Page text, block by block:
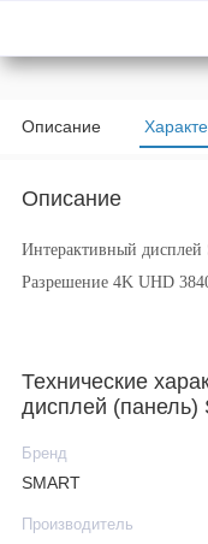
Описание
Описание
Интерактивный
Разрешение 4K UHD
Технические
дисплей (панель)
Бренд
SMART
Производитель